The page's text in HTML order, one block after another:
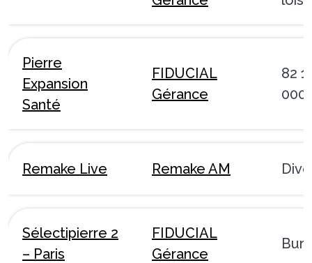
Pierre
Expansion
Santé
FIDUCIAL
Gérance
82
Remake Live Remake AM
Sélectipierre 2
– Paris
FIDUCIAL
Gérance